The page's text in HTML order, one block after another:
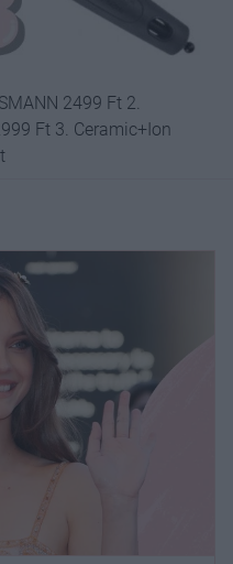
2499 Ft 2.
Ft 3. Ceramic+Ion